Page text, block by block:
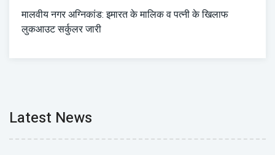
मालवीय नगर अग्निकांड: इमारत के मालिक व पत्नी के खिलाफ
लुकआउट सर्कुलर जारी
Latest News